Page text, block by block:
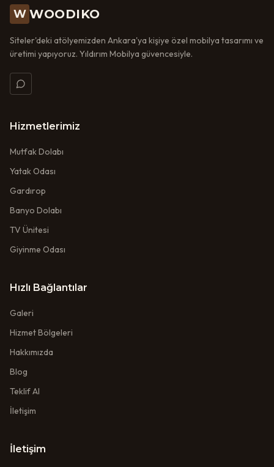
W WOODIKO
Siteler'deki atölyemizden Ankara'ya kişiye özel mobilya tasarımı ve
üretimi yapıyoruz. Yıldırım Mobilya güvencesiyle.
Hizmetlerimiz
Mutfak Dolabı
Yatak Odası
Gardırop
Banyo Dolabı
TV Ünitesi
Giyinme Odası
Hızlı Bağlantılar
Galeri
Hizmet Bölgeleri
Hakkımızda
Blog
Teklif Al
İletişim
İletişim